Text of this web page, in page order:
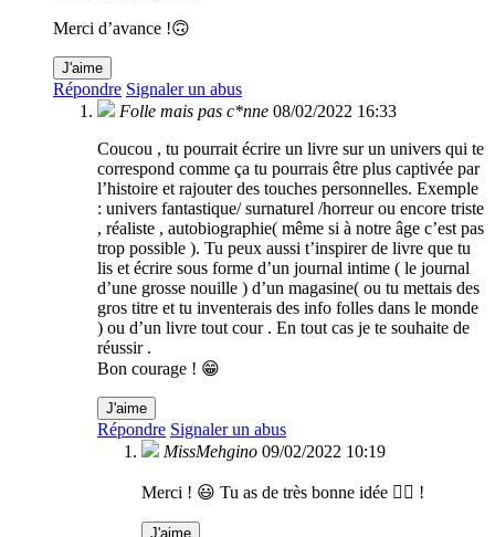
Merci d’avance !🙃
J'aime
Répondre Signaler un abus
Folle mais pas c*nne 08/02/2022 16:33
Coucou , tu pourrait écrire un livre sur un univers qui te
correspond comme ça tu pourrais être plus captivée par
l’histoire et rajouter des touches personnelles. Exemple
: univers fantastique/ surnaturel /horreur ou encore triste
, réaliste , autobiographie( même si à notre âge c’est pas
trop possible ). Tu peux aussi t’inspirer de livre que tu
lis et écrire sous forme d’un journal intime ( le journal
d’une grosse nouille ) d’un magasine( ou tu mettais des
gros titre et tu inventerais des info folles dans le monde
) ou d’un livre tout cour . En tout cas je te souhaite de
réussir .
Bon courage ! 😁
J'aime
Répondre Signaler un abus
MissMehgino 09/02/2022 10:19
Merci ! 😃 Tu as de très bonne idée 👍🏻 !
J'aime